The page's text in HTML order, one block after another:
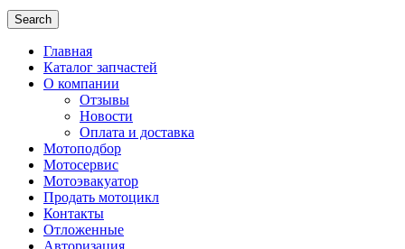
Search
Главная
Каталог запчастей
О компании
Отзывы
Новости
Оплата и доставка
Мотоподбор
Мотосервис
Мотоэвакуатор
Продать мотоцикл
Контакты
Отложенные